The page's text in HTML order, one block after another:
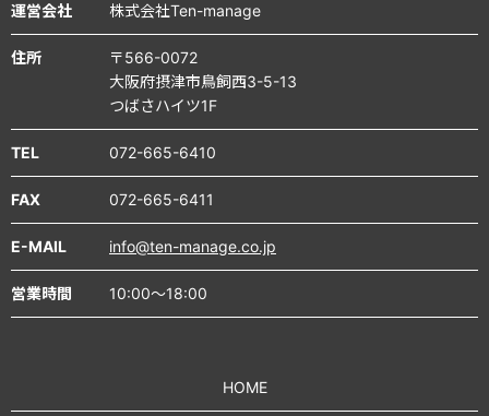
運営会社 株式会社Ten-manage
住所
〒566-0072
大阪府摂津市鳥飼西3-5-13
つばさハイツ1F
TEL 072-665-6410
FAX 072-665-6411
E-MAIL info@ten-manage.co.jp
営業時間 10:00～18:00
HOME